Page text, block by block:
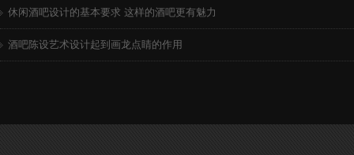
休闲酒吧设计的基本要求 这样的酒吧更有魅力
酒吧陈设艺术设计起到画龙点睛的作用